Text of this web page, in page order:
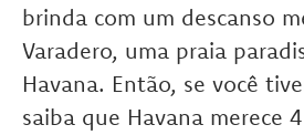
brinda com um descanso
Varadero, uma praia
Havana. Então, se você
saiba que Havana merece